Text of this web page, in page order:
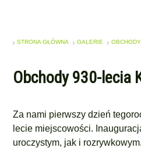
STRONA GŁÓWNA GALERIE
Obchody 930-lecia
Za nami pierwszy dzień
lecie miejscowości.
uroczystym, jak i rozrywkowym.